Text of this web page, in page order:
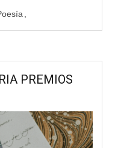
PREMIOS